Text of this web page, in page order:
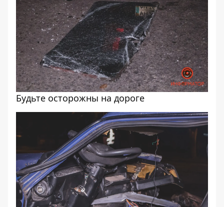
Будьте осторожны на дороге